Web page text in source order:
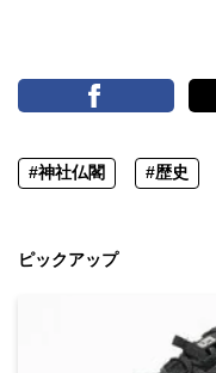
#神社仏閣 #歴史
ピックアップ